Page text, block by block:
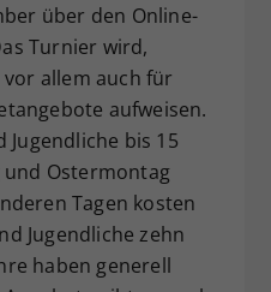
über den Online-
Turnier wird,
allem auch für
aufweisen.
Jugendliche bis 15
und Ostermontag
Tagen kosten
Jugendliche zehn
haben generell